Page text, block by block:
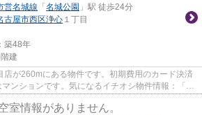
営名城線 「 名城公園 」駅 徒歩24分
古屋市西区浄心 １丁目
築48年
建
店が260mにある物件です。初期費用のカード決済
ンションです。気になるイチオシ物件情報：「ロ
室情報がありません。